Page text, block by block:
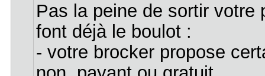
Pas la peine de sortir
font déjà le boulot :
- votre brocker propose